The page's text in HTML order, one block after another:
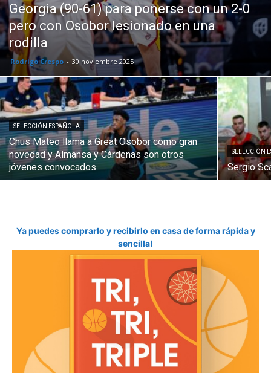
Georgia (90-61) para ponerse con un 2-0
pero con Osobor lesionado en una
rodilla
Rodrigo Crespo - 30 noviembre 2025
SELECCIÓN ESPAÑOLA
Chus Mateo llama a Great Osobor como gran
novedad y Almansa y Cárdenas son otros
jóvenes convocados
SELECCIÓN
Sergio
Ya puedes comprarlo y recibirlo en casa de forma rápida y
sencilla!